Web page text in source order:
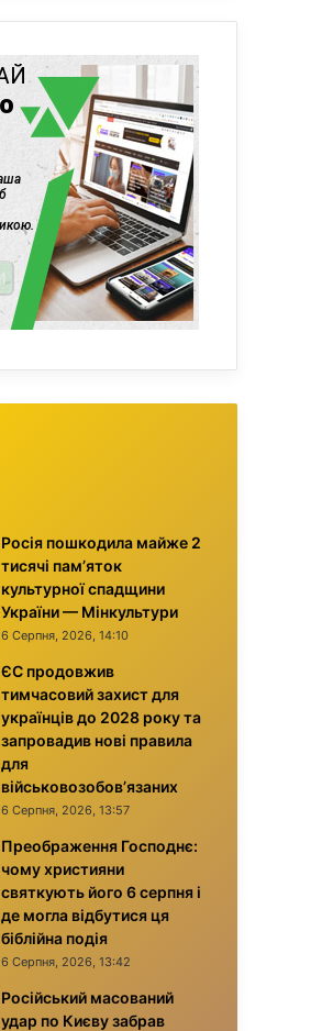
Росія пошкодила майже 2
тисячі пам’яток
культурної спадщини
України — Мінкультури
6 Серпня, 2026, 14:10
ЄС продовжив
тимчасовий захист для
українців до 2028 року та
запровадив нові правила
для
військовозобов’язаних
6 Серпня, 2026, 13:57
Преображення Господнє:
чому християни
святкують його 6 серпня і
де могла відбутися ця
біблійна подія
6 Серпня, 2026, 13:42
Російський масований
удар по Києву забрав